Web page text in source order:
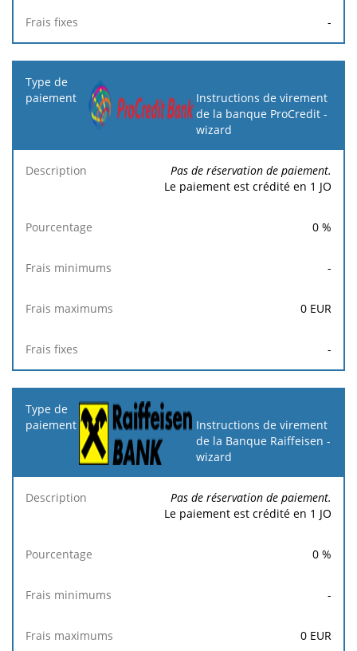
-
Instructions de virement
de la banque ProCredit -
wizard
Pas de réservation de paiement.
Le paiement est crédité en 1 JO
0 %
-
0 EUR
-
Instructions de virement
de la Banque Raiffeisen -
wizard
Pas de réservation de paiement.
Le paiement est crédité en 1 JO
0 %
-
0 EUR